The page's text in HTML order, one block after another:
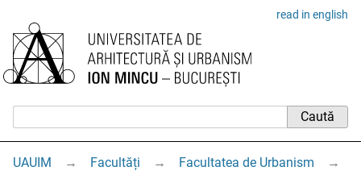
read in english
UAUIM → Facultăți → Facultatea de Urbanism
→